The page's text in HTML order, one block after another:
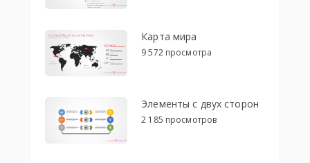
Карта мира
9 572 просмотра
Элементы с двух сторон
2 185 просмотров